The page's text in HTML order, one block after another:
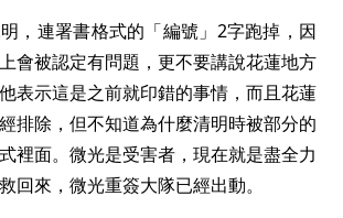
，連署書格式的「編號」2字跑掉，因
會被認定有問題，更不要講說花蓮地方
表示這是之前就印錯的事情，而且花蓮
排除，但不知道為什麼清明時被部分的
裡面。微光是受害者，現在就是盡全力
回來，微光重簽大隊已經出動。